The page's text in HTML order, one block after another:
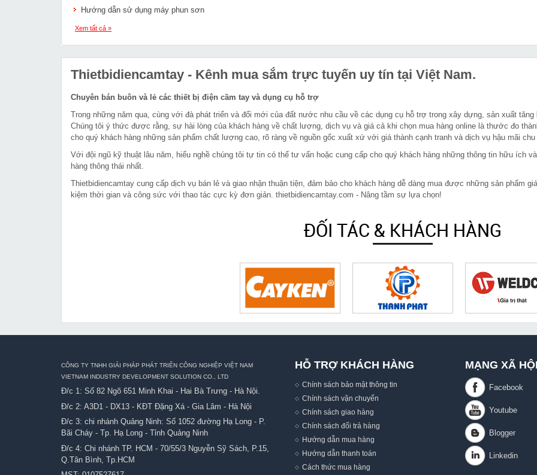
Hướng dẫn sử dụng máy phun sơn
Xem tất cả »
Thietbidiencamtay - Kênh mua sắm trực tuyến uy tín tại Việt Nam.
Chuyên bán buôn và lẻ các thiết bị điện cầm tay và dụng cụ hỗ trợ
Trong những năm qua, cùng với đà phát triển và đổi mới của đất nước nhu cầu về các dụng cụ hỗ trợ trong xây dựng, sản xuất
Chúng tôi ý thức được rằng, sự hài lòng của khách hàng về chất lượng, dịch vụ và giá cả khi chọn mua hàng online là thước đo
cho quý khách hàng những sản phẩm chất lượng cao, rõ ràng về nguồn gốc xuất xứ với giá thành cạnh tranh và dịch vụ hậu mãi chu
Với đội ngũ kỹ thuật lâu năm, hiểu nghề chúng tôi tự tin có thể tư vấn hoặc cung cấp cho quý khách hàng những thông tin hữu ích
hàng thông thái nhất.
Thietbidiencamtay cung cấp dịch vụ bán lẻ và giao nhận thuận tiện, đảm bảo cho khách hàng dễ dàng mua được những sản phẩm
kiệm thời gian và công sức với thao tác cực kỳ đơn giản. thietbidiencamtay.com - Nâng tầm sự lựa chọn!
ĐỐI TÁC & KHÁCH HÀNG
CÔNG TY TNHH GIẢI PHÁP PHÁT TRIỂN CÔNG NGHIỆP VIỆT NAM
VIETNAM INDUSTRY DEVELOPMENT SOLUTION CO., LTD
Đ/c 1: Số 82 Ngõ 651 Minh Khai - Hai Bà Trưng - Hà Nội.
Đ/c 2: A3D1 - DX13 - KĐT Đặng Xá - Gia Lâm - Hà Nội
Đ/c 3: chi nhánh Quảng Ninh: Số 1052 đường Hạ Long - P.
Bãi Cháy - Tp. Hạ Long - Tỉnh Quảng Ninh
Đ/c 4: Chi nhánh TP. HCM - 70/55/3 Nguyễn Sỹ Sách, P.15,
Q.Tân Bình, Tp.HCM
HỖ TRỢ KHÁCH HÀNG
Chính sách bảo mật thông tin
Chính sách vận chuyển
Chính sách giao hàng
Chính sách đổi trả hàng
Hướng dẫn mua hàng
Hướng dẫn thanh toán
Cách thức mua hàng
MẠNG XÃ HỘI